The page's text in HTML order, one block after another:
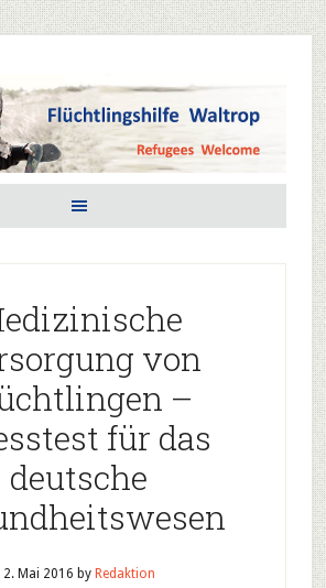
von
–
für das
deutsche
2. Mai 2016 by Redaktion